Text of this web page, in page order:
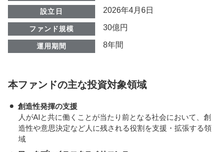
設立日 2026年4月6日
ファンド規模 30億円
運用期間 8年間
本ファンドの主な投資対象領域
創造性発揮の支援
人がAIと共に働くことが当たり前となる社会において、創
造性や意思決定など人に残される役割を支援・拡張する領
域